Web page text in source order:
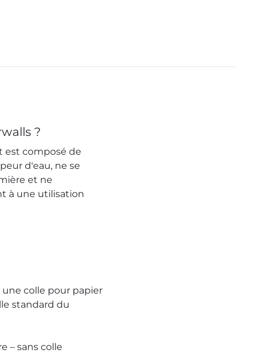
Fall gerne und
?
est composé de
d'eau, ne se
et ne
à une utilisation
une colle pour papier
standard du
– sans colle